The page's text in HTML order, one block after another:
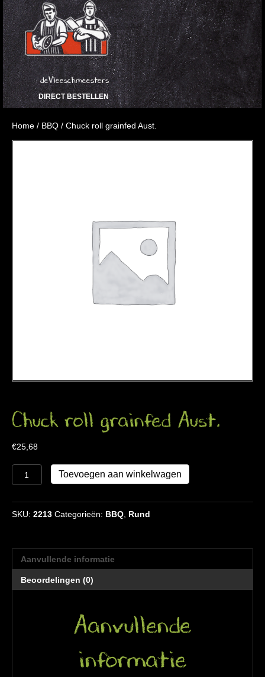
deVleeschmeesters
DIRECT BESTELLEN
Home / BBQ / Chuck roll grainfed Aust.
Chuck roll grainfed Aust.
€25,68
roll
Aust.
aantal
Toevoegen aan winkelwagen
SKU: 2213 Categorieën: BBQ Rund
Aanvullende informatie
Beoordelingen (0)
Aanvullende
informatie